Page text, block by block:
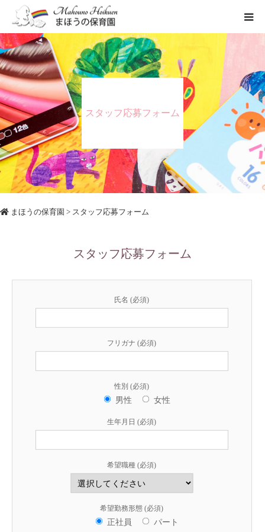
スタッフ応募フォーム
まほうの保育園 > スタッフ応募フォーム
スタッフ応募フォーム
氏名 (必須)
フリガナ (必須)
性別 (必須)
男性 女性
生年月日 (必須)
希望職種 (必須)
希望勤務形態 (必須)
正社員 パート
まほうの保育園の想い
保育内容
各園のご紹介
一時保育について